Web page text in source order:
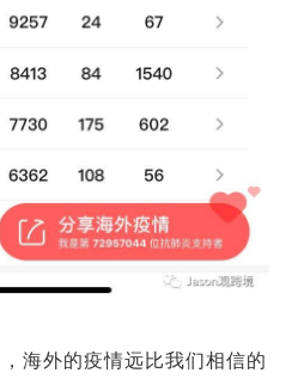
海外的疫情远比我们相信的